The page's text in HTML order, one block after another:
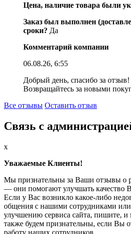
Цена, наличие товара были
Заказ был выполнен
сроки? Да
Комментарий компании
06.08.26, 6:55
Добрый день, спасибо за
Возвращайтесь за новыми
Все отзывы Оставить отзыв
Связь с
x
Уважаемые Клиенты!
Мы признательны за Ваши отзывы о
— они помогают улучшать качество
Если у Вас возникло какое-либо
общения с нашими сотрудниками или
улучшению сервиса сайта, пишите,
также будем признательны, если Вы
работу наших сотрудников.